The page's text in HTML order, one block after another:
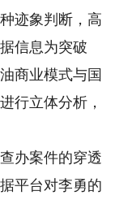
迹象判断，高
信息为突破
商业模式与国
行立体分析，
办案件的穿透
平台对李勇的